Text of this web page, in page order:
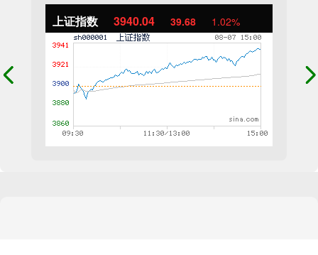
上证指数 3940.04 39.68 1.02%